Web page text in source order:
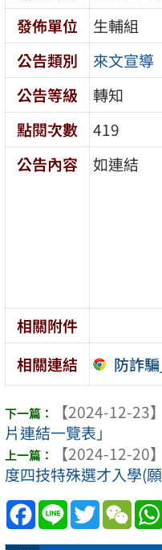
發佈單位
生輔組
公告類別
來文宣導
公告等級
轉知
點閱次數
419
公告內容
如連結
相關附件
相關連結
防詐
【2024-12-23】
片連結一覽表」
【2024-12-20】
度四技特殊選才入學(
Facebook
Line Twitter